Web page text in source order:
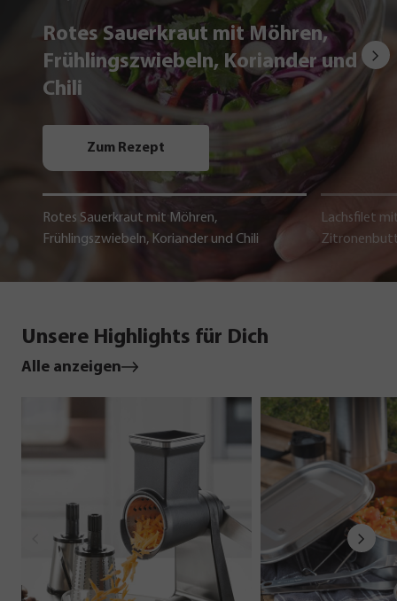
Rotes Sauerkraut mit Möhren,
Frühlingszwiebeln, Koriander und
Chili
Zum Rezept
Rotes Sauerkraut mit Möhren,
Frühlingszwiebeln, Koriander und Chili
Lachsfilet
Unsere Highlights für Dich
Alle anzeigen